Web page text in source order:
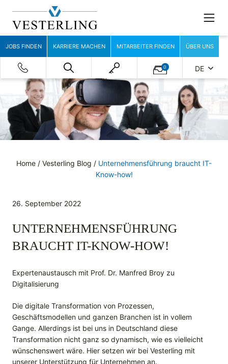
JOBS FINDEN KARRIERE MACHEN MITARBEITER FINDEN ÜBER UNS
0 DE
Home / Vesterling Blog / Unternehmensführung braucht IT-
Know-how!
26. September 2022
UNTERNEHMENSFÜHRUNG
BRAUCHT IT-KNOW-HOW!
Expertenaustausch mit Prof. Dr. Manfred Broy zu
Digitalisierung
Die digitale Transformation von Prozessen,
Geschäftsmodellen und ganzen Branchen ist in vollem
Gange. Allerdings ist bei uns in Deutschland diese
Transformation nicht ganz so dynamisch, wie es vielleicht
wünschenswert wäre. Hier setzen wir bei Vesterling mit
unserer Unterstützung für Unternehmen an.